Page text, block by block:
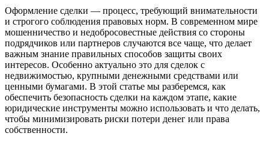
Оформление сделки — процесс, требующий внимательности
и строгого соблюдения правовых норм. В современном мире
мошенничество и недобросовестные действия со стороны
подрядчиков или партнеров случаются все чаще, что делает
важным знание правильных способов защиты своих
интересов. Особенно актуально это для сделок с
недвижимостью, крупными денежными средствами или
ценными бумагами. В этой статье мы разберемся, как
обеспечить безопасность сделки на каждом этапе, какие
юридические инструменты можно использовать и что делать,
чтобы минимизировать риски потери денег или права
собственности.